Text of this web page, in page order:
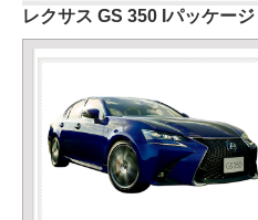
レクサス GS 350 Iパッケージ